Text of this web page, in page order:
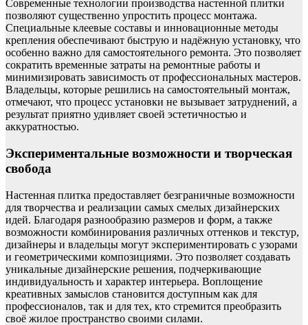
Современные технологии производства настенной плитки
позволяют существенно упростить процесс монтажа.
Специальные клеевые составы и инновационные методы
крепления обеспечивают быструю и надёжную установку, что
особенно важно для самостоятельного ремонта. Это позволяет
сократить временные затраты на ремонтные работы и
минимизировать зависимость от профессиональных мастеров.
Владельцы, которые решились на самостоятельный монтаж,
отмечают, что процесс установки не вызывает затруднений, а
результат приятно удивляет своей эстетичностью и
аккуратностью.
Экспериментальные возможности и творческая
свобода
Настенная плитка предоставляет безграничные возможности
для творчества и реализации самых смелых дизайнерских
идей. Благодаря разнообразию размеров и форм, а также
возможности комбинирования различных оттенков и текстур,
дизайнеры и владельцы могут экспериментировать с узорами
и геометрическими композициями. Это позволяет создавать
уникальные дизайнерские решения, подчеркивающие
индивидуальность и характер интерьера. Воплощение
креативных замыслов становится доступным как для
профессионалов, так и для тех, кто стремится преобразить
своё жилое пространство своими силами.